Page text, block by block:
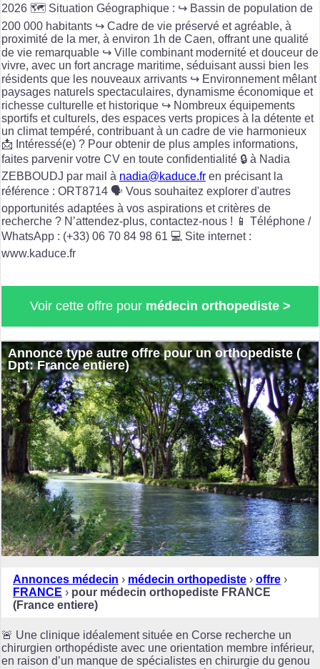
2026 🗺️ Situation Géographique : ↪️ Bassin de population de
200 000 habitants ↪️ Cadre de vie préservé et agréable, à
proximité de la mer, à environ 1h de Caen, offrant une qualité
de vie remarquable ↪️ Ville combinant modernité et douceur de
vivre, avec un fort ancrage maritime, séduisant aussi bien les
résidents que les nouveaux arrivants ↪️ Environnement mêlant
paysages naturels spectaculaires, dynamisme économique et
richesse culturelle et historique ↪️ Nombreux équipements
sportifs et culturels, des espaces verts propices à la détente et
un climat tempéré, contribuant à un cadre de vie harmonieux
📩 Intéressé(e) ? Pour obtenir de plus amples informations,
faites parvenir votre CV en toute confidentialité 🔒 à Nadia
ZEBBOUDJ par mail à nadia@kaduce.fr en précisant la
référence : ORT8714 🗣️ Vous souhaitez explorer d'autres
opportunités adaptées à vos aspirations et critères de
recherche ? N’attendez-plus, contactez-nous ! 📱 Téléphone /
WhatsApp : (+33) 06 70 84 98 61 💻 Site internet :
www.kaduce.fr
Voir cette offre pour médecin orthopediste >
Annonce type autre offre pour un orthopediste (
Dpt: France entiere)
Annonces médecin › médecin orthopediste › offre ›
FRANCE › pour médecin orthopediste FRANCE
(France entiere)
🚨 Une clinique idéalement située en Corse recherche un
chirurgien orthopédiste avec une orientation membre inférieur,
en raison d’un manque de spécialistes en chirurgie du genou